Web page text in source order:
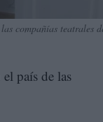
compañías teatrales
país de las